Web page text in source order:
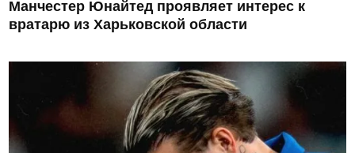
Манчестер Юнайтед проявляет интерес к
вратарю из Харьковской области